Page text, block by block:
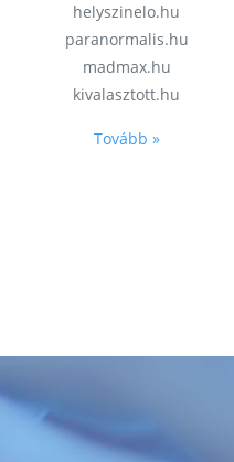
helyszinelo.hu
paranormalis.hu
madmax.hu
kivalasztott.hu
Tovább »